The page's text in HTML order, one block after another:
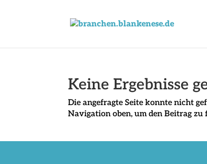
Keine Ergebnisse
Die angefragte Seite konnte nicht
Navigation oben, um den Beitrag zu